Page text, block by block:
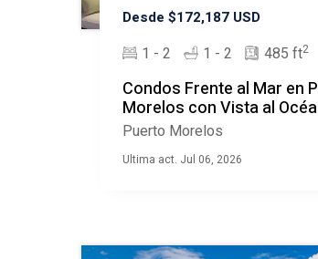
Desde $172,187 USD
1 - 2 1 - 2 485 ft2
Condos Frente al Mar en
Morelos con Vista al
Puerto Morelos
Ultima act. Jul 06, 2026